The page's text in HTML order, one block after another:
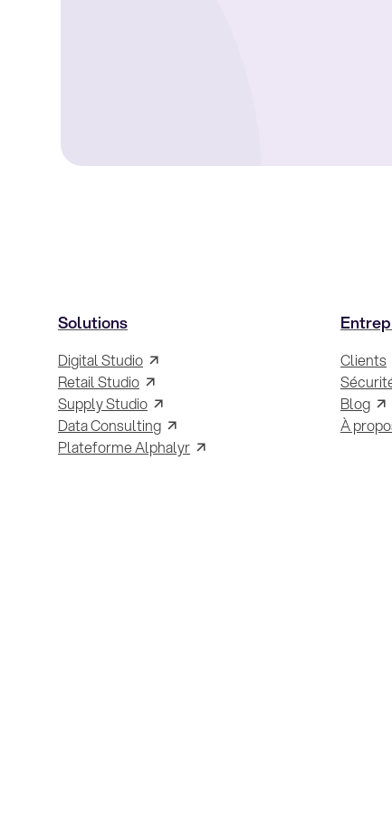
Solutions
Digital Studio
Retail Studio
Supply Studio
Data Consulting
Plateforme Alphalyr
Clients
Blog
À